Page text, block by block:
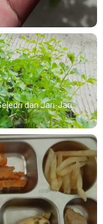
dan Jari-Jari